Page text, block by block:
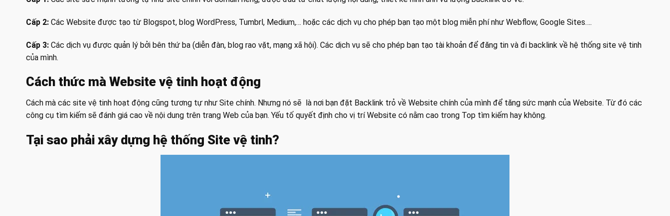
Cấp 2: Các Website được tạo từ Blogspot, blog WordPress, Tumbrl, Medium,… hoặc các dịch vụ cho phép bạn tạo một blog miễn phí như Webflow, Google Sites….
Cấp 3: Các dịch vụ được quản lý bởi bên thứ ba (diễn đàn, blog rao vặt, mạng xã hội). Các dịch vụ sẽ cho phép bạn tạo tài khoản để đăng tin và đi backlink về hệ thống site vệ tinh
của mình.
Cách thức mà Website vệ tinh hoạt động
Cách mà các site vệ tinh hoạt động cũng tương tự như Site chính. Nhưng nó sẽ là nơi bạn đặt Backlink trỏ về Website chính của mình để tăng sức mạnh của Website. Từ đó các
công cụ tìm kiếm sẽ đánh giá cao về nội dung trên trang Web của bạn. Yếu tố quyết định cho vị trí Website có nằm cao trong Top tìm kiếm hay không.
Tại sao phải xây dựng hệ thống Site vệ tinh?